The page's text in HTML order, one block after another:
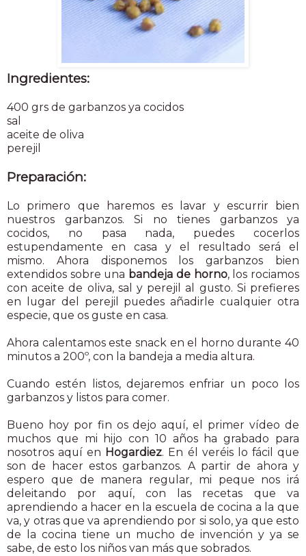
Ingredientes:
400 grs de garbanzos ya cocidos
sal
aceite de oliva
perejil
Preparación:
Lo primero que haremos es lavar y escurrir bien
nuestros garbanzos. Si no tienes garbanzos ya
cocidos, no pasa nada, puedes cocerlos
estupendamente en casa y el resultado será el
mismo. Ahora disponemos los garbanzos bien
extendidos sobre una bandeja de horno, los rociamos
con aceite de oliva, sal y perejil al gusto. Si prefieres
en lugar del perejil puedes añadirle cualquier otra
especie, que os guste en casa.
Ahora calentamos este snack en el horno durante 40
minutos a 200º, con la bandeja a media altura.
Cuando estén listos, dejaremos enfriar un poco los
garbanzos y listos para comer.
Bueno hoy por fin os dejo aquí, el primer vídeo de
muchos que mi hijo con 10 años ha grabado para
nosotros aquí en Hogardiez. En él veréis lo fácil que
son de hacer estos garbanzos. A partir de ahora y
espero que de manera regular, mi peque nos irá
deleitando por aquí, con las recetas que va
aprendiendo a hacer en la escuela de cocina a la que
va, y otras que va aprendiendo por si solo, ya que esto
de la cocina tiene un mucho de invención y ya se
sabe, de esto los niños van más que sobrados.